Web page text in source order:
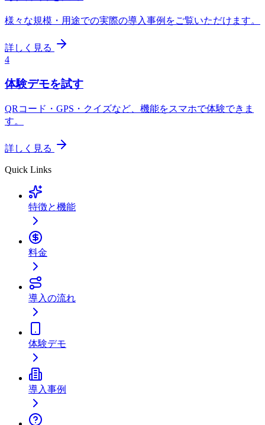
様々な規模・用途での実際の導入事例をご覧いただけます。
詳しく見る
4
体験デモを試す
QRコード・GPS・クイズなど、機能をスマホで体験できま
す。
詳しく見る
Quick Links
特徴と機能
料金
導入の流れ
体験デモ
導入事例